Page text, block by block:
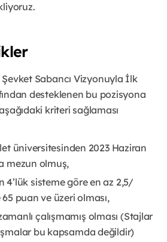
Şevket Sabancı Vizyonuyla İlk
desteklenen bu pozisyona
kriteri sağlaması
üniversitesinden 2023 Haziran
mezun olmuş,
4’lük sisteme göre en az 2,5/
puan ve üzeri olması,
çalışmamış olması (Stajlar
bu kapsamda değildir)